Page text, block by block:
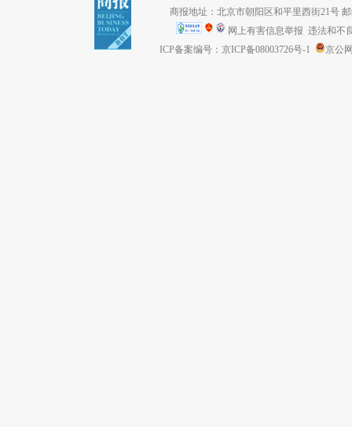
商报地址：北京市朝阳区和平里西街21号
网上有害信息举报 违法和不
ICP备案编号：京ICP备08003726号-1
京公